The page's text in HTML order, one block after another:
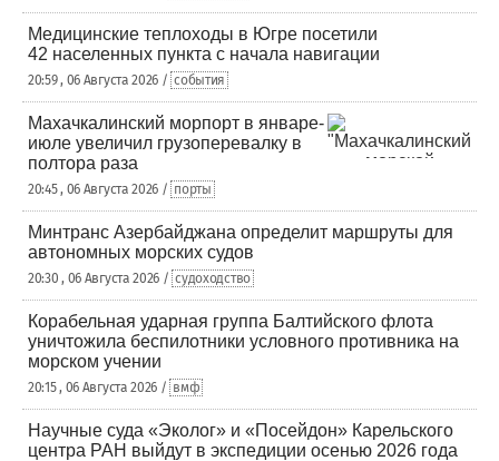
Медицинские теплоходы в Югре посетили
42 населенных пункта с начала навигации
20:59 , 06 Августа 2026 / события
Махачкалинский морпорт в январе-
июле увеличил грузоперевалку в
полтора раза
20:45 , 06 Августа 2026 / порты
Минтранс Азербайджана определит маршруты для
автономных морских судов
20:30 , 06 Августа 2026 / судоходство
Корабельная ударная группа Балтийского флота
уничтожила беспилотники условного противника на
морском учении
20:15 , 06 Августа 2026 / вмф
Научные суда «Эколог» и «Посейдон» Карельского
центра РАН выйдут в экспедиции осенью 2026 года